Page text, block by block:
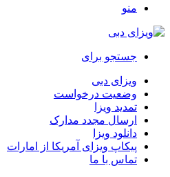
منو
جستجو برای
ویزای دبی
وضعیت درخواست
تمدید ویزا
ارسال مجدد مدارک
دانلود ویزا
پیکاپ ویزای آمریکا از امارات
تماس با ما